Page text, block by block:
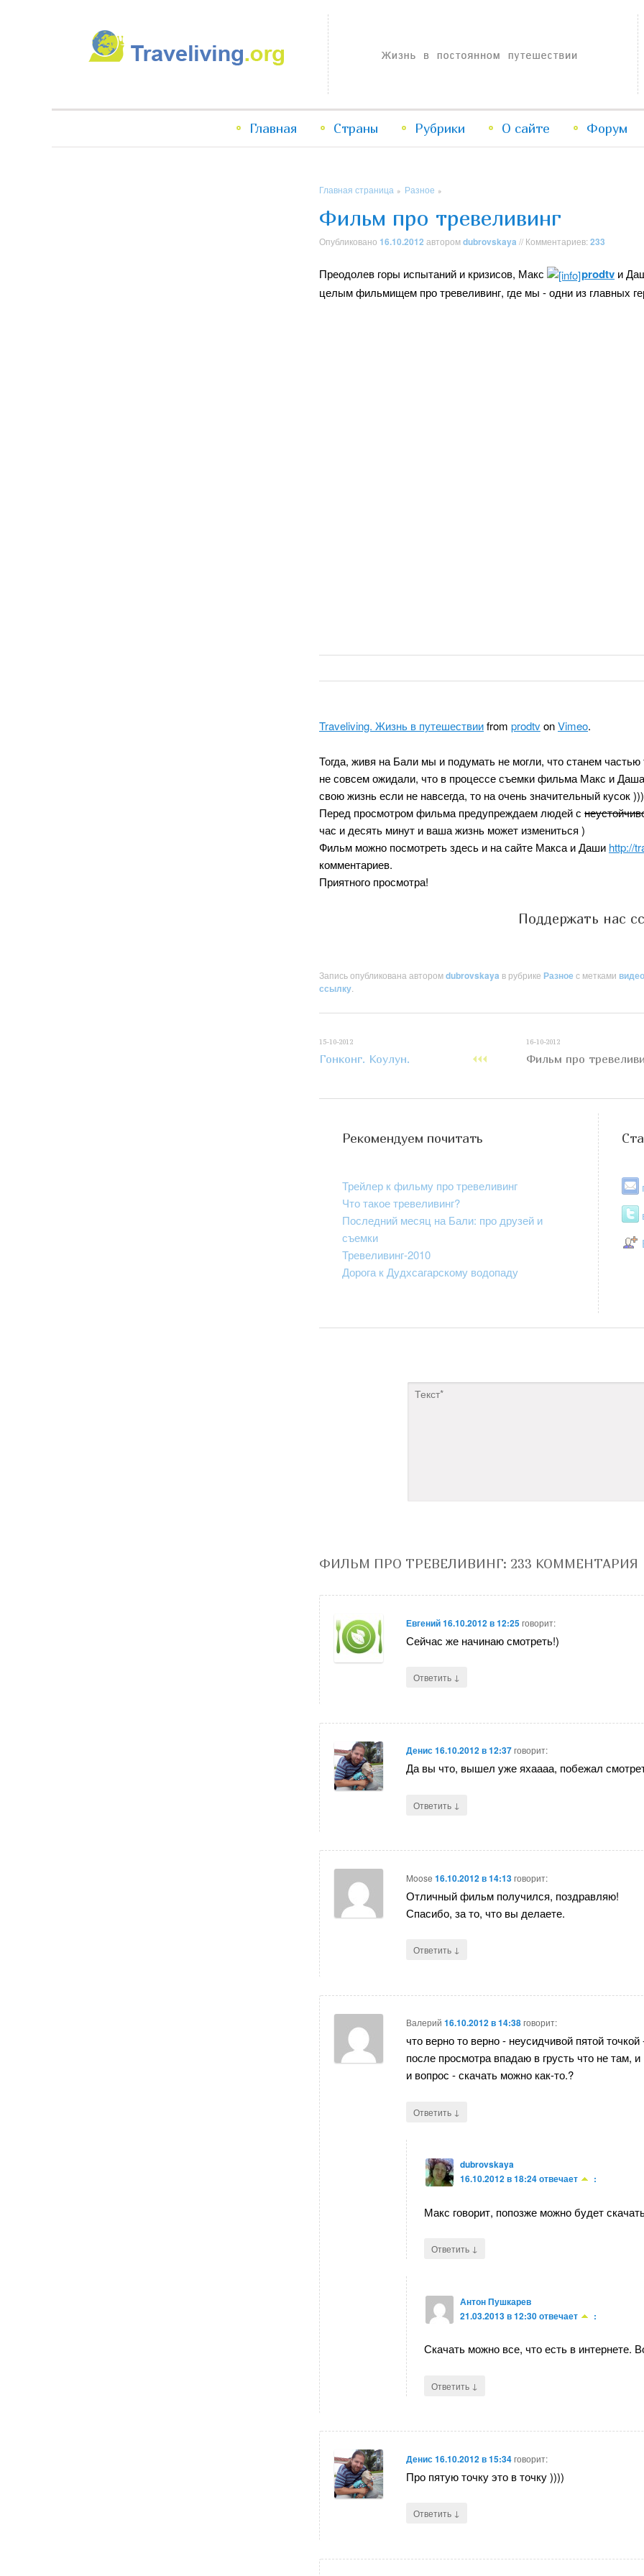
Traveliving
Жизнь в постоянном путешествии
Перейти
содержимому
Перейти
содержимому
Главная Страны Рубрики О сайте Форум
Главная страница » Разное »
Фильм про тревеливинг
Опубликовано 16.10.2012 авторомdubrovskaya // Комментариев: 233
Преодолев горы испытаний и кризисов, Макс prodtv и
целым фильмищем про тревеливинг, где мы - одни из главных
Traveliving. Жизнь в путешествииfrom prodtvonVimeo.
Тогда, живя на Бали мы и подумать не могли, что станем
не совсем ожидали, что в процессе съемки фильма Макс и
свою жизнь если не навсегда, то на очень значительный кусок )))
Перед просмотром фильма предупреждаем людей с
час и десять минут и ваша жизнь может измениться )
Фильм можно посмотреть здесь и на сайте Макса и Даши http://
комментариев.
Приятного просмотра!
Поддержать нас
Запись опубликована авторомdubrovskaya в рубрике Разноес метками видео
ссылку
15-10-2012
Гонконг. Коулун.
16-10-2012
Фильм про
Рекомендуем почитать
Трейлер к фильму про тревеливинг
Что такое тревеливинг?
Последний месяц на Бали: про друзей и
съемки
Тревеливинг-2010
Дорога к Дудхсагарскому водопаду
ФИЛЬМ ПРО ТРЕВЕЛИВИНГ: 233 КОММЕНТАРИЯ
Евгений16.10.2012 в 12:25говорит:
Сейчас же начинаю смотреть!)
Ответить ↓
Денис16.10.2012 в 12:37говорит:
Да вы что, вышел уже яхаааа, побежал
Ответить ↓
Moose 16.10.2012 в 14:13говорит:
Отличный фильм получился, поздравляю!
Спасибо, за то, что вы делаете.
Ответить ↓
Валерий 16.10.2012 в 14:38говорит:
что верно то верно - неусидчивой пятой точкой
после просмотра впадаю в грусть что не там,
и вопрос - скачать можно как-то.?
Ответить ↓
dubrovskaya
16.10.2012 в 18:24отвечает :
Макс говорит, попозже можно будет
Ответить ↓
Антон Пушкарев
21.03.2013 в 12:30отвечает :
Скачать можно все, что есть в интернете.
Ответить ↓
Денис16.10.2012 в 15:34говорит:
Про пятую точку это в точку ))))
Ответить ↓